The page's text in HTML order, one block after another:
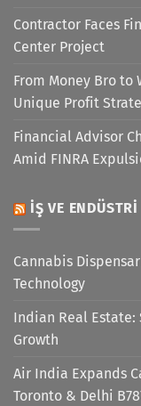
Contractor Faces
Center Project
From Money Bro to
Unique Profit
Financial Advisor
Amid FINRA
İŞ VE ENDÜSTRI
Cannabis
Technology
Indian Real Estate:
Growth
Air India Expands
Toronto & Delhi